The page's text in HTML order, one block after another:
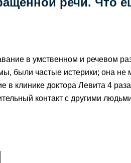
в умственном и речевом
были частые истерики; она не
в клинике доктора Левита 4
контакт с другими